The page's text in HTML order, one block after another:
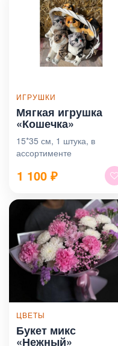
ИГРУШКИ
Мягкая игрушка
«Кошечка»
15*35 см, 1 штука, в
ассортименте
1 100 ₽
ЦВЕТЫ
Букет микс
«Нежный»